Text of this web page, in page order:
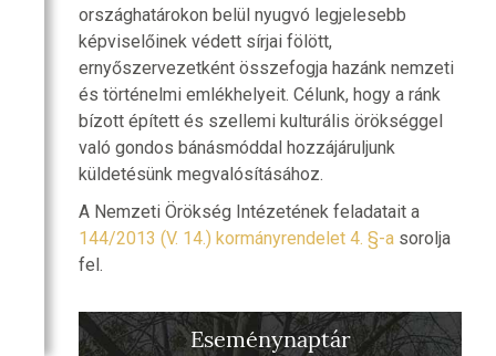
országhatárokon belül nyugvó legjelesebb
képviselőinek védett sírjai fölött,
ernyőszervezetként összefogja hazánk nemzeti
és történelmi emlékhelyeit. Célunk, hogy a ránk
bízott épített és szellemi kulturális örökséggel
való gondos bánásmóddal hozzájáruljunk
küldetésünk megvalósításához.
A Nemzeti Örökség Intézetének feladatait a
144/2013 (V. 14.) kormányrendelet 4. §-a sorolja
fel.
Eseménynaptár